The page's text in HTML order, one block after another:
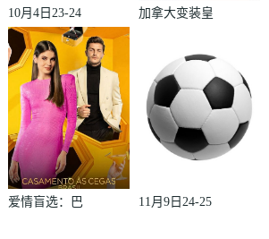
10月4日23-24
赛季欧冠小组
赛第2轮那不
勒斯VS皇家
马德里
加拿大变装皇
对阵世界
2022
爱情盲选：巴
11月9日24-25